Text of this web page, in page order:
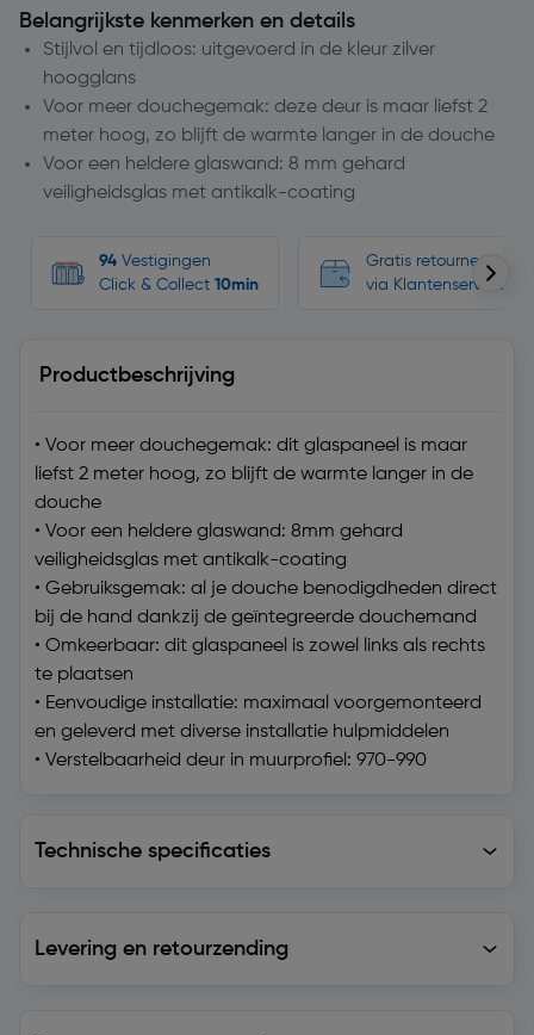
Belangrijkste kenmerken en details
Stijlvol en tijdloos: uitgevoerd in de kleur zilver
hoogglans
Voor meer douchegemak: deze deur is maar liefst 2
meter hoog, zo blijft de warmte langer in de douche
Voor een heldere glaswand: 8 mm gehard
veiligheidsglas met antikalk-coating
94 Vestigingen
Click & Collect 10min
Gratis retourneren,
via Klantenservice
Productbeschrijving
• Voor meer douchegemak: dit glaspaneel is maar
liefst 2 meter hoog, zo blijft de warmte langer in de
douche
• Voor een heldere glaswand: 8mm gehard
veiligheidsglas met antikalk-coating
• Gebruiksgemak: al je douche benodigdheden direct
bij de hand dankzij de geïntegreerde douchemand
• Omkeerbaar: dit glaspaneel is zowel links als rechts
te plaatsen
• Eenvoudige installatie: maximaal voorgemonteerd
en geleverd met diverse installatie hulpmiddelen
• Verstelbaarheid deur in muurprofiel: 970-990
Technische specificaties
Levering en retourzending